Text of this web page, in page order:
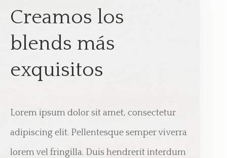
Creamos los
blends más
exquisitos
Lorem ipsum dolor sit amet, consectetur
adipiscing elit. Pellentesque semper viverra
lorem vel fringilla. Duis hendrerit interdum